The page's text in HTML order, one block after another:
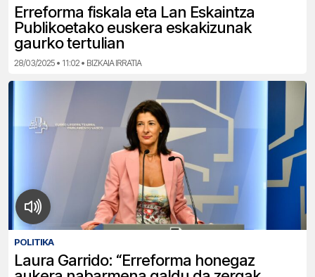
Erreforma fiskala eta Lan Eskaintza
Publikoetako euskera eskakizunak
gaurko tertulian
28/03/2025 • 11:02 • BIZKAIA IRRATIA
POLITIKA
Laura Garrido: “Erreforma honegaz